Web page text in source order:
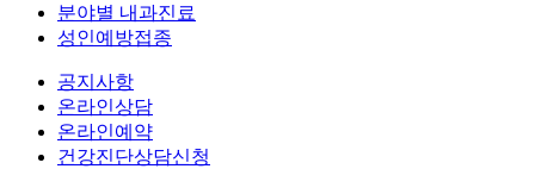
분야별 내과진료
성인예방접종
공지사항
온라인상담
온라인예약
건강진단상담신청